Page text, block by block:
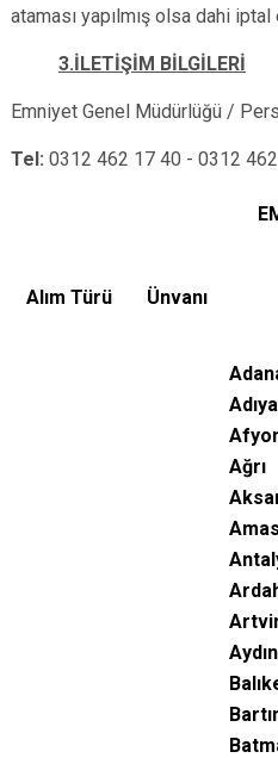
ataması yapılmış olsa dahi
3.İLETİŞİM BİLGİLERİ
Emniyet Genel Müdürlüğü /
Tel: 0312 462 17 40 - 0312
Alım Türü Ünvanı
Ağrı
Aydın